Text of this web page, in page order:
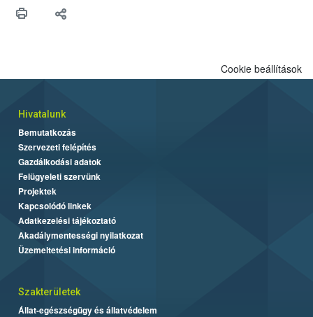
felhasználók számára is elérhető és ökológiai termesztésben is
Cookie beállítások
Hivatalunk
Bemutatkozás
Szervezeti felépítés
Gazdálkodási adatok
Felügyeleti szervünk
Projektek
Kapcsolódó linkek
Adatkezelési tájékoztató
Akadálymentességi nyilatkozat
Üzemeltetési információ
Szakterületek
Állat-egészségügy és állatvédelem